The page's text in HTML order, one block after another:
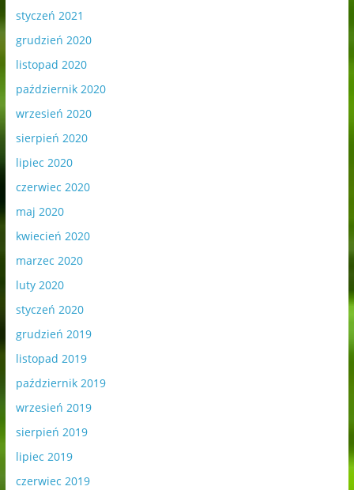
styczeń 2021
grudzień 2020
listopad 2020
październik 2020
wrzesień 2020
sierpień 2020
lipiec 2020
czerwiec 2020
maj 2020
kwiecień 2020
marzec 2020
luty 2020
styczeń 2020
grudzień 2019
listopad 2019
październik 2019
wrzesień 2019
sierpień 2019
lipiec 2019
czerwiec 2019